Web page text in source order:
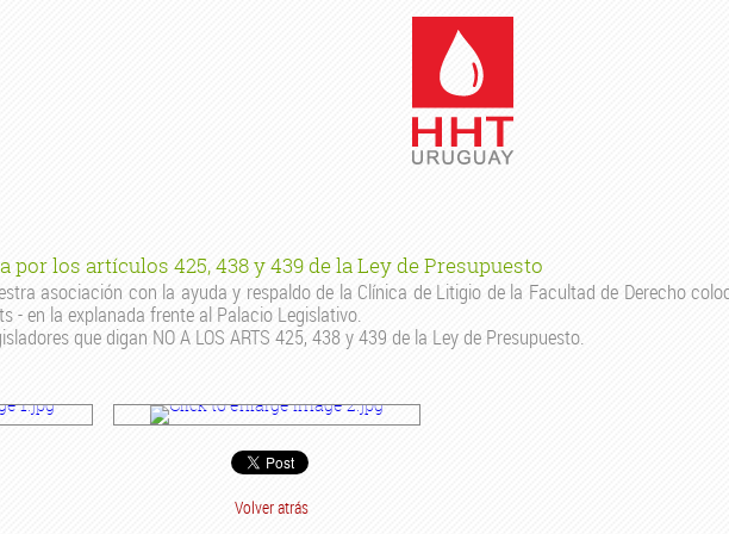
los artículos 425, 438 y 439 de la Ley de Presupuesto
asociación con la ayuda y respaldo de la Clínica de Litigio de la Facultad de Derecho
- en la explanada frente al Palacio Legislativo.
que digan NO A LOS ARTS 425, 438 y 439 de la Ley de Presupuesto.
Volver atrás